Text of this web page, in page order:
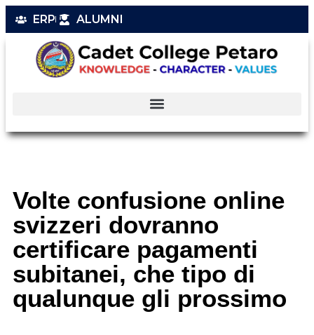
ERP ALUMNI
Volte confusione online
svizzeri dovranno
certificare pagamenti
subitanei, che tipo di
qualunque gli prossimo